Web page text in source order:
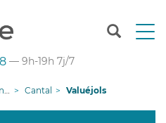
T
n
— 9h-19h 7j/7
Cantal Valuéjols